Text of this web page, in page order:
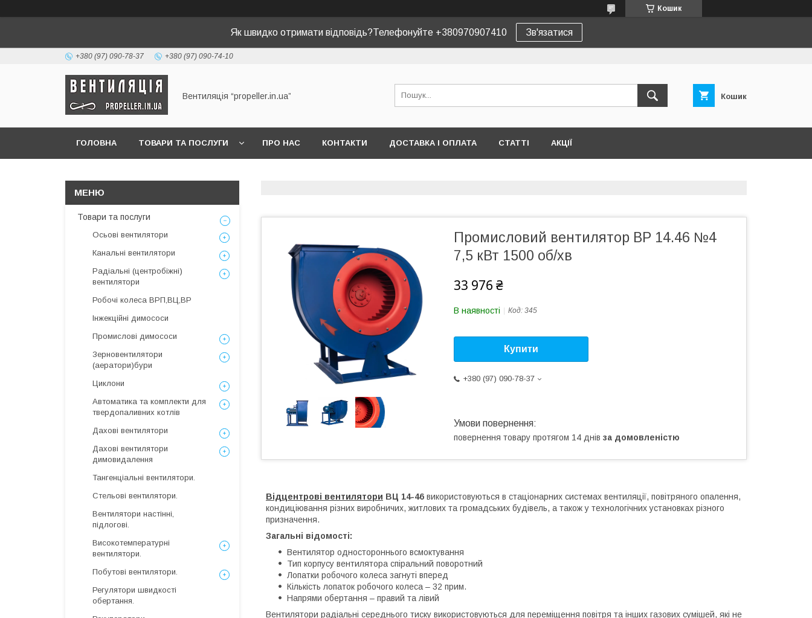
Кошик
Як швидко отримати відповідь?Телефонуйте +380970907410 Зв'язатися
+380 (97) 090-78-37 +380 (97) 090-74-10
Вентиляція “propeller.in.ua” Кошик
ГОЛОВНА ТОВАРИ ТА ПОСЛУГИ ПРО НАС КОНТАКТИ ДОСТАВКА І ОПЛАТА СТАТТІ АКЦІЇ
Промисловий вентилятор ВР 14.46 №4
7,5 кВт 1500 об/хв
33 976 ₴
В наявності Код: 345
Купити
+380 (97) 090-78-37
повернення товару протягом 14 днів за домовленістю
Відцентрові вентилятори ВЦ 14-46 використовуються в стаціонарних системах вентиляції, повітряного опалення,
кондиціювання різних виробничих, житлових та громадських будівель, а також у технологічних установках різного
призначення.
Загальні відомості:
Вентилятор одностороннього всмоктування
Тип корпусу вентилятора спіральний поворотний
Лопатки робочого колеса загнуті вперед
Кількість лопаток робочого колеса – 32 прим.
Напрями обертання – правий та лівий
Вентилятори радіальні середнього тиску використовуються для переміщення повітря та інших газових сумішей, які не
Товари та послуги
Осьові вентилятори
Канальні вентилятори
Радіальні (центробіжні)
вентилятори
Робочі колеса ВРП,ВЦ,ВР
Інжекційні димососи
Промислові димососи
Зерновентилятори
(аератори)бури
Циклони
Автоматика та комплекти для
твердопаливних котлів
Дахові вентилятори
Дахові вентилятори
димовидалення
Тангенціальні вентилятори.
Стельові вентилятори.
Вентилятори настінні,
підлогові.
Високотемпературні
вентилятори.
Побутові вентилятори.
Регулятори швидкості
обертання.